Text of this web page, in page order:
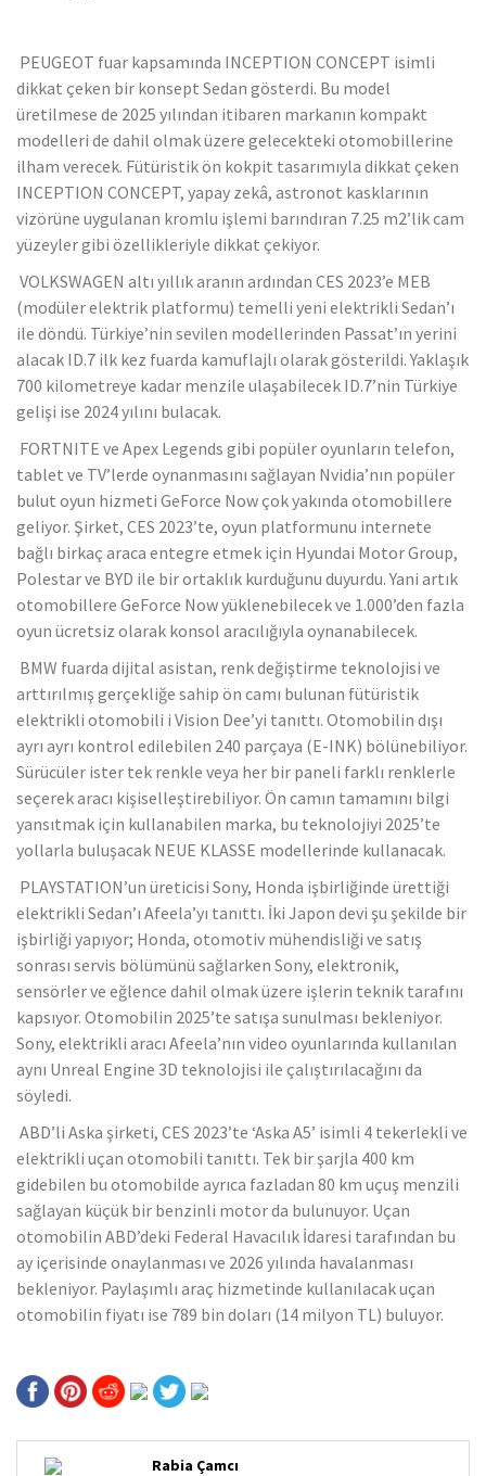
PEUGEOT fuar kapsamında INCEPTION CONCEPT isimli
dikkat çeken bir konsept Sedan gösterdi. Bu model
üretilmese de 2025 yılından itibaren markanın kompakt
modelleri de dahil olmak üzere gelecekteki otomobillerine
ilham verecek. Fütüristik ön kokpit tasarımıyla dikkat çeken
INCEPTION CONCEPT, yapay zekâ, astronot kasklarının
vizörüne uygulanan kromlu işlemi barındıran 7.25 m2’lik cam
yüzeyler gibi özellikleriyle dikkat çekiyor.
VOLKSWAGEN altı yıllık aranın ardından CES 2023’e MEB
(modüler elektrik platformu) temelli yeni elektrikli Sedan’ı
ile döndü. Türkiye’nin sevilen modellerinden Passat’ın yerini
alacak ID.7 ilk kez fuarda kamuflajlı olarak gösterildi. Yaklaşık
700 kilometreye kadar menzile ulaşabilecek ID.7’nin Türkiye
gelişi ise 2024 yılını bulacak.
FORTNITE ve Apex Legends gibi popüler oyunların telefon,
tablet ve TV’lerde oynanmasını sağlayan Nvidia’nın popüler
bulut oyun hizmeti GeForce Now çok yakında otomobillere
geliyor. Şirket, CES 2023’te, oyun platformunu internete
bağlı birkaç araca entegre etmek için Hyundai Motor Group,
Polestar ve BYD ile bir ortaklık kurduğunu duyurdu. Yani artık
otomobillere GeForce Now yüklenebilecek ve 1.000’den fazla
oyun ücretsiz olarak konsol aracılığıyla oynanabilecek.
BMW fuarda dijital asistan, renk değiştirme teknolojisi ve
arttırılmış gerçekliğe sahip ön camı bulunan fütüristik
elektrikli otomobili i Vision Dee’yi tanıttı. Otomobilin dışı
ayrı ayrı kontrol edilebilen 240 parçaya (E-INK) bölünebiliyor.
Sürücüler ister tek renkle veya her bir paneli farklı renklerle
seçerek aracı kişiselleştirebiliyor. Ön camın tamamını bilgi
yansıtmak için kullanabilen marka, bu teknolojiyi 2025’te
yollarla buluşacak NEUE KLASSE modellerinde kullanacak.
PLAYSTATION’un üreticisi Sony, Honda işbirliğinde ürettiği
elektrikli Sedan’ı Afeela’yı tanıttı. İki Japon devi şu şekilde bir
işbirliği yapıyor; Honda, otomotiv mühendisliği ve satış
sonrası servis bölümünü sağlarken Sony, elektronik,
sensörler ve eğlence dahil olmak üzere işlerin teknik tarafını
kapsıyor. Otomobilin 2025’te satışa sunulması bekleniyor.
Sony, elektrikli aracı Afeela’nın video oyunlarında kullanılan
aynı Unreal Engine 3D teknolojisi ile çalıştırılacağını da
söyledi.
ABD’li Aska şirketi, CES 2023’te ‘Aska A5’ isimli 4 tekerlekli ve
elektrikli uçan otomobili tanıttı. Tek bir şarjla 400 km
gidebilen bu otomobilde ayrıca fazladan 80 km uçuş menzili
sağlayan küçük bir benzinli motor da bulunuyor. Uçan
otomobilin ABD’deki Federal Havacılık İdaresi tarafından bu
ay içerisinde onaylanması ve 2026 yılında havalanması
bekleniyor. Paylaşımlı araç hizmetinde kullanılacak uçan
otomobilin fiyatı ise 789 bin doları (14 milyon TL) buluyor.
Rabia Çamcı